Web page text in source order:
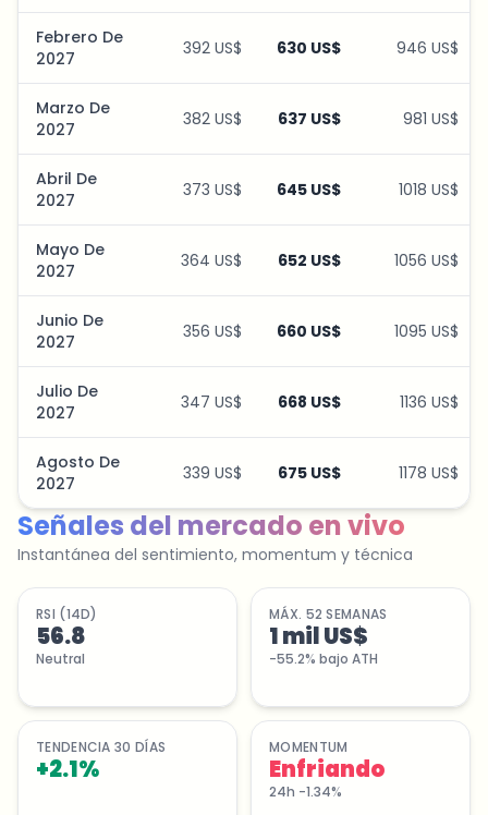
Febrero De
2027
392 US$ 630 US$ 946 US$
Marzo De
2027
382 US$ 637 US$ 981 US$
Abril De
2027
373 US$ 645 US$ 1018 US$
Mayo De
2027
364 US$ 652 US$ 1056 US$
Junio De
2027
356 US$ 660 US$ 1095 US$
Julio De
2027
347 US$ 668 US$ 1136 US$
Agosto De
2027
339 US$ 675 US$ 1178 US$
Señales del mercado en vivo
Instantánea del sentimiento, momentum y técnica
RSI (14D)
56.8
Neutral
MÁX. 52 SEMANAS
1 mil US$
-55.2% bajo ATH
TENDENCIA 30 DÍAS
+2.1%
MOMENTUM
Enfriando
24h -1.34%